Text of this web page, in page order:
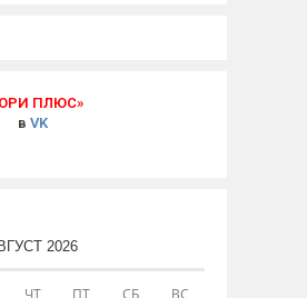
ПЛЮС»
в VK
2026
ЧТ ПТ СБ ВС